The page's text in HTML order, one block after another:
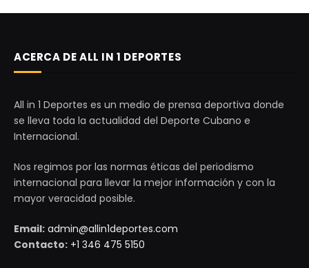
ACERCA DE ALL IN 1 DEPORTES
All in 1 Deportes es un medio de prensa deportiva donde
se lleva toda la actualidad del Deporte Cubano e
Internacional.
Nos regimos por las normas éticas del periodismo
internacional para llevar la mejor información y con la
mayor veracidad posible.
Email: admin@allin1deportes.com
Contacto: +1 346 475 5150